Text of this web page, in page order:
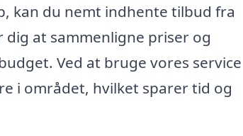
kan du nemt indhente tilbud fra
at sammenligne priser og
Ved at bruge vores service
i området, hvilket sparer tid og